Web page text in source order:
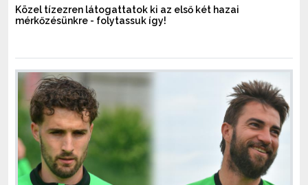
Közel tízezren látogattatok ki az első két hazai
mérkőzésünkre - folytassuk így!